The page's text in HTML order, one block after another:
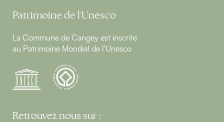
Patrimoine de l'Unesco
La Commune de Cangey est inscrite
au Patrimoine Mondial de l'Unesco
Retrouvez nous sur :